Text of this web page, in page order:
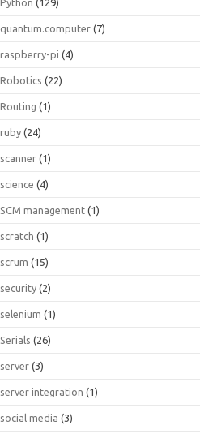
Python (129)
quantum.computer (7)
raspberry-pi (4)
Robotics (22)
Routing (1)
ruby (24)
scanner (1)
science (4)
SCM management (1)
scratch (1)
scrum (15)
security (2)
selenium (1)
Serials (26)
server (3)
server integration (1)
social media (3)